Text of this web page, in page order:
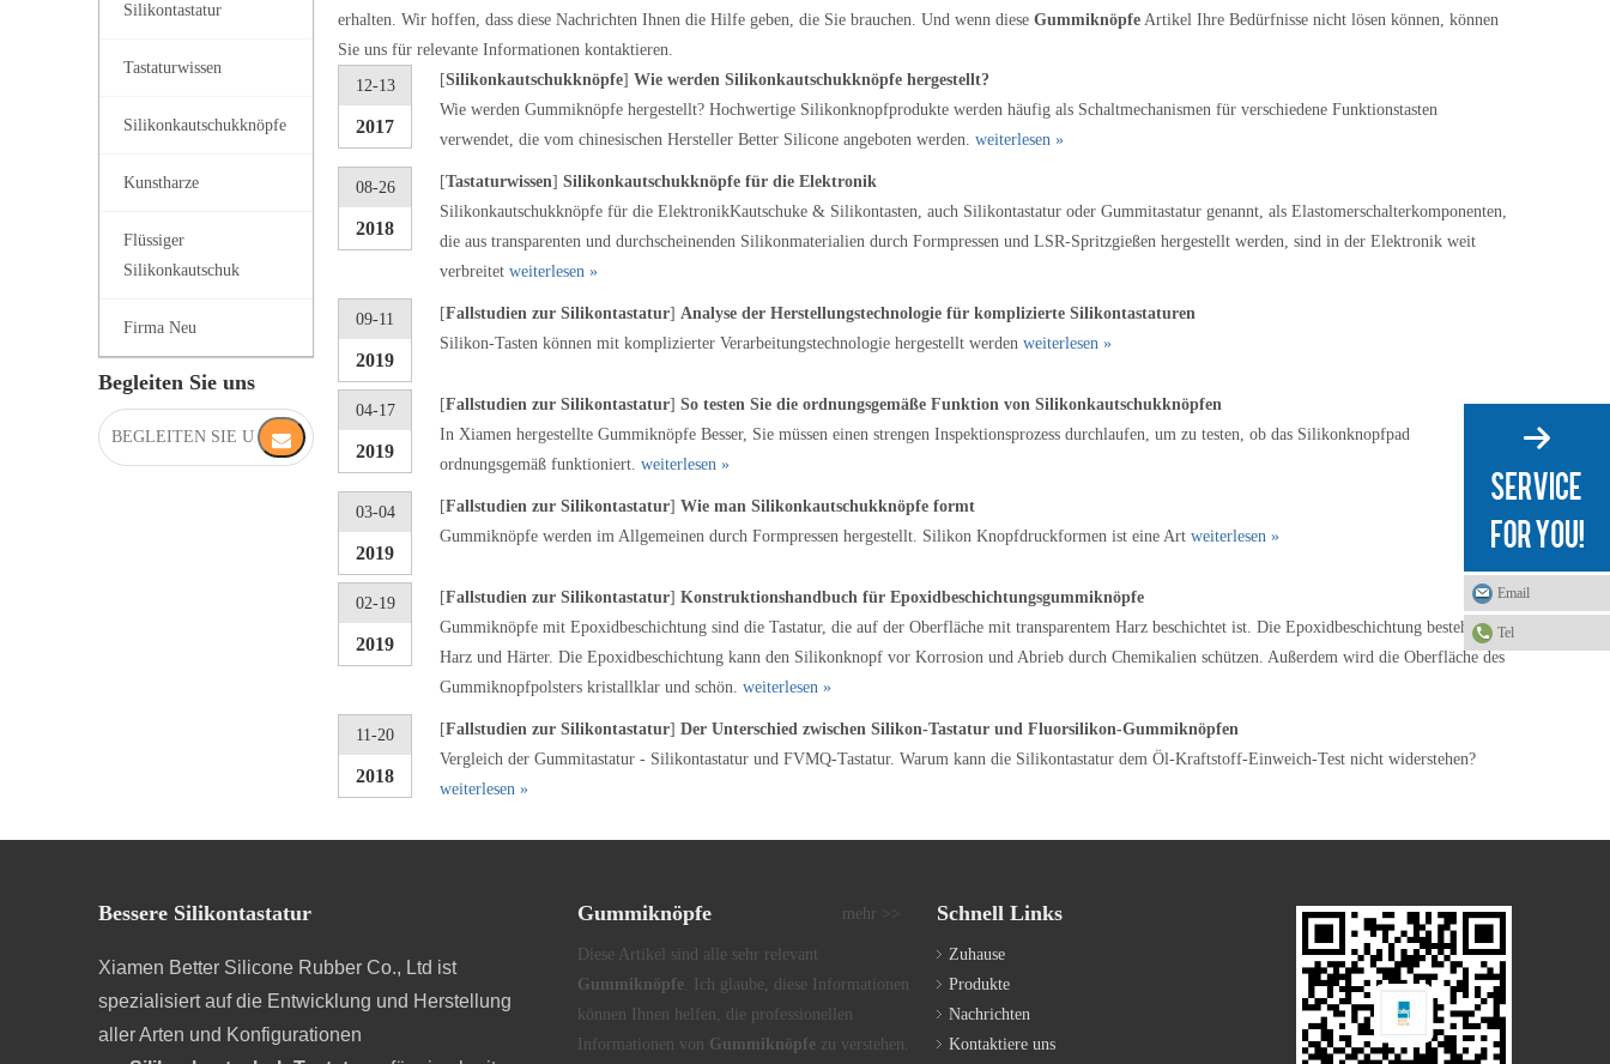
Silikontastatur
Tastaturwissen
Silikonkautschukknöpfe
Kunstharze
Flüssiger
Silikonkautschuk
Firma Neu
Begleiten Sie uns
erhalten. Wir hoffen, dass diese Nachrichten Ihnen die Hilfe geben, die Sie brauchen. Und wenn diese Gummiknöpfe Artikel Ihre Bedürfnisse nicht lösen können, können
Sie uns für relevante Informationen kontaktieren.
12-13
2017
[Silikonkautschukknöpfe] Wie werden Silikonkautschukknöpfe hergestellt?
Wie werden Gummiknöpfe hergestellt? Hochwertige Silikonknopfprodukte werden häufig als Schaltmechanismen für verschiedene Funktionstasten
verwendet, die vom chinesischen Hersteller Better Silicone angeboten werden. weiterlesen »
08-26
2018
[Tastaturwissen] Silikonkautschukknöpfe für die Elektronik
Silikonkautschukknöpfe für die ElektronikKautschuke & Silikontasten, auch Silikontastatur oder Gummitastatur genannt, als Elastomerschalterkomponenten,
die aus transparenten und durchscheinenden Silikonmaterialien durch Formpressen und LSR-Spritzgießen hergestellt werden, sind in der Elektronik weit
verbreitet weiterlesen »
09-11
2019
[Fallstudien zur Silikontastatur] Analyse der Herstellungstechnologie für komplizierte Silikontastaturen
Silikon-Tasten können mit komplizierter Verarbeitungstechnologie hergestellt werden weiterlesen »
04-17
2019
[Fallstudien zur Silikontastatur] So testen Sie die ordnungsgemäße Funktion von Silikonkautschukknöpfen
In Xiamen hergestellte Gummiknöpfe Besser, Sie müssen einen strengen Inspektionsprozess durchlaufen, um zu testen, ob das Silikonknopfpad
ordnungsgemäß funktioniert. weiterlesen »
03-04
2019
[Fallstudien zur Silikontastatur] Wie man Silikonkautschukknöpfe formt
Gummiknöpfe werden im Allgemeinen durch Formpressen hergestellt. Silikon Knopfdruckformen ist eine Art weiterlesen »
02-19
2019
[Fallstudien zur Silikontastatur] Konstruktionshandbuch für Epoxidbeschichtungsgummiknöpfe
Gummiknöpfe mit Epoxidbeschichtung sind die Tastatur, die auf der Oberfläche mit transparentem Harz beschichtet ist. Die Epoxidbeschichtung besteht aus
Harz und Härter. Die Epoxidbeschichtung kann den Silikonknopf vor Korrosion und Abrieb durch Chemikalien schützen. Außerdem wird die Oberfläche des
Gummiknopfpolsters kristallklar und schön. weiterlesen »
11-20
2018
[Fallstudien zur Silikontastatur] Der Unterschied zwischen Silikon-Tastatur und Fluorsilikon-Gummiknöpfen
Vergleich der Gummitastatur - Silikontastatur und FVMQ-Tastatur. Warum kann die Silikontastatur dem Öl-Kraftstoff-Einweich-Test nicht widerstehen?
weiterlesen »
Bessere Silikontastatur
Xiamen Better Silicone Rubber Co., Ltd ist
spezialisiert auf die Entwicklung und Herstellung
aller Arten und Konfigurationen
Email
Tel
Gummiknöpfe mehr >>
Diese Artikel sind alle sehr relevant
Gummiknöpfe. Ich glaube, diese Informationen
können Ihnen helfen, die professionellen
Informationen von Gummiknöpfe zu verstehen.
Schnell Links
Zuhause
Produkte
Nachrichten
Kontaktiere uns